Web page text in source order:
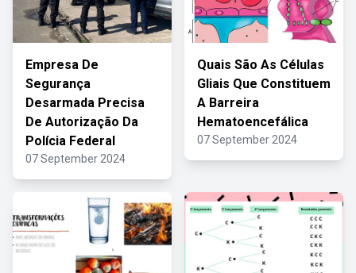
Empresa De
Segurança
Desarmada Precisa
De Autorização Da
Polícia Federal
07 September 2024
Quais São As Células
Gliais Que Constituem
A Barreira
Hematoencefálica
07 September 2024